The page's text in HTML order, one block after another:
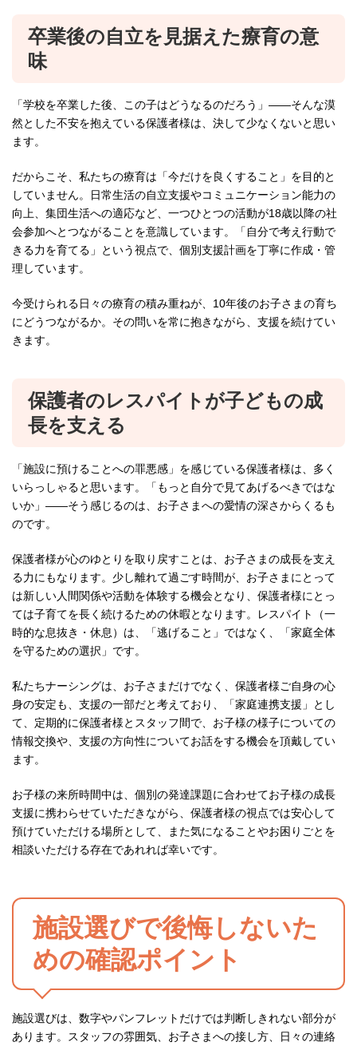
卒業後の自立を見据えた療育の意
味
「学校を卒業した後、この子はどうなるのだろう」——そんな漠
然とした不安を抱えている保護者様は、決して少なくないと思い
ます。
だからこそ、私たちの療育は「今だけを良くすること」を目的と
していません。日常生活の自立支援やコミュニケーション能力の
向上、集団生活への適応など、一つひとつの活動が18歳以降の社
会参加へとつながることを意識しています。「自分で考え行動で
きる力を育てる」という視点で、個別支援計画を丁寧に作成・管
理しています。
今受けられる日々の療育の積み重ねが、10年後のお子さまの育ち
にどうつながるか。その問いを常に抱きながら、支援を続けてい
きます。
保護者のレスパイトが子どもの成
長を支える
「施設に預けることへの罪悪感」を感じている保護者様は、多く
いらっしゃると思います。「もっと自分で見てあげるべきではな
いか」——そう感じるのは、お子さまへの愛情の深さからくるも
のです。
保護者様が心のゆとりを取り戻すことは、お子さまの成長を支え
る力にもなります。少し離れて過ごす時間が、お子さまにとって
は新しい人間関係や活動を体験する機会となり、保護者様にとっ
ては子育てを長く続けるための休暇となります。レスパイト（一
時的な息抜き・休息）は、「逃げること」ではなく、「家庭全体
を守るための選択」です。
私たちナーシングは、お子さまだけでなく、保護者様ご自身の心
身の安定も、支援の一部だと考えており、「家庭連携支援」とし
て、定期的に保護者様とスタッフ間で、お子様の様子についての
情報交換や、支援の方向性についてお話をする機会を頂戴してい
ます。
お子様の来所時間中は、個別の発達課題に合わせてお子様の成長
支援に携わらせていただきながら、保護者様の視点では安心して
預けていただける場所として、また気になることやお困りごとを
相談いただける存在であれれば幸いです。
施設選びで後悔しないた
めの確認ポイント
施設選びは、数字やパンフレットだけでは判断しきれない部分が
あります。スタッフの雰囲気、お子さまへの接し方、日々の連絡